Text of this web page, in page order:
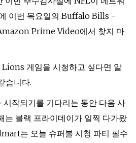
이번 목요일의 Buffalo Bills -
Prime Video에서 찾지 마
게임을 시청하고 싶다면 알
습니다.
시작되기를 기다리는 동안 다음 사
는 블랙 프라이데이가 일찍 다가왔
는 오늘 슈퍼볼 시청 파티 필수